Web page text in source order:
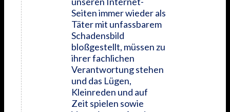
Seiten immer wieder als
Täter mit unfassbarem
Schadensbild
bloßgestellt, müssen zu
ihrer fachlichen
Verantwortung stehen
und das Lügen,
Kleinreden und auf
Zeit spielen sowie